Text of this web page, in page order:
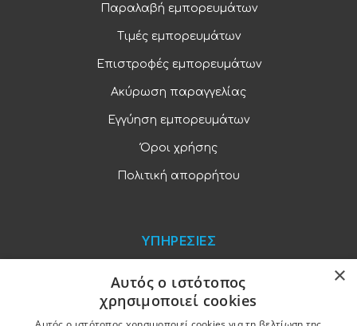
Παραλαβή εμπορευμάτων
Τιμές εμπορευμάτων
Επιστροφές εμπορευμάτων
Ακύρωση παραγγελίας
Εγγύηση εμπορευμάτων
Όροι χρήσης
Πολιτική απορρήτου
ΥΠΗΡΕΣΙΕΣ
Παραγγελίες και πληρωμές
×
Αυτός ο ιστότοπος
χρησιμοποιεί cookies